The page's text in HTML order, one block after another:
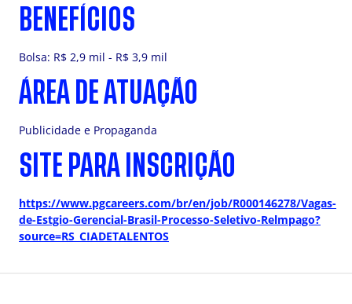
BENEFÍCIOS
Bolsa: R$ 2,9 mil - R$ 3,9 mil
ÁREA DE ATUAÇÃO
Publicidade e Propaganda
SITE PARA INSCRIÇÃO
https://www.pgcareers.com/br/en/job/R000146278/Vagas-
de-Estgio-Gerencial-Brasil-Processo-Seletivo-Relmpago?
source=RS_CIADETALENTOS